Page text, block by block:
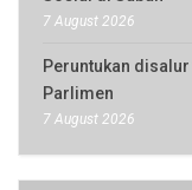
7 August 2026
Peruntukan
Parlimen
7 August 2026